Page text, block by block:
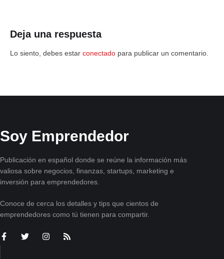
Deja una respuesta
Lo siento, debes estar conectado para publicar un comentario.
Soy Emprendedor
Publicación en español donde se reúne la información más
valiosa sobre negocios, finanzas, startups, marketing e
inversión para emprendedores.
Conoce de cerca los detalles y tips que cientos de
emprendedores como tú tienen para compartir.